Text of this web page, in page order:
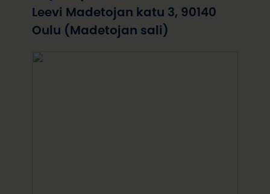
Leevi Madetojan katu 3, 90140
Oulu (Madetojan sali)